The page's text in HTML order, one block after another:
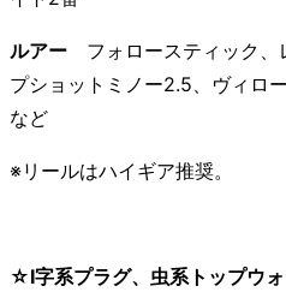
ルアー フォロースティック、
プショットミノー2.5、ヴィロ
など
※リールはハイギア推奨。
☆I字系プラグ、虫系トップウ